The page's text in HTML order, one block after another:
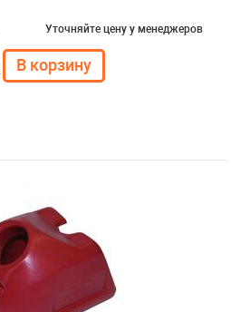
Уточняйте цену у менеджеров